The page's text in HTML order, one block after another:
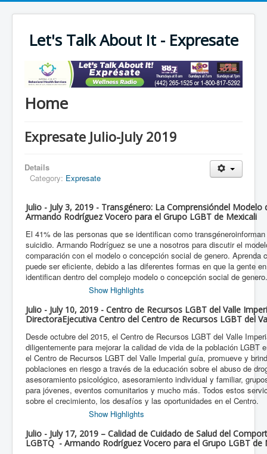
Let's Talk About It - Expresate
Home
Expresate Julio-July 2019
Details
Category: Expresate
Julio - July 3, 2019 - Transgénero: La Comprensióndel
Armando Rodríguez Vocero para el Grupo LGBT de Mexicali
El 41% de las personas que se identifican como
suicidio. Armando Rodríguez se une a nosotros para discutir el
comparación con el modelo o concepción social de genero. Aprenda
puede ser eficiente, debido a las diferentes formas en que la gente
identifican dentro del complejo modelo o concepción social de genero.
Show Highlights
Julio - July 10, 2019 - Centro de Recursos LGBT del Valle
DirectoraEjecutiva Centro del Centro de Recursos LGBT del
Desde octubre del 2015, el Centro de Recursos LGBT del Valle
diligentemente para mejorar la calidad de vida de la población LGBT
el Centro de Recursos LGBT del Valle Imperial guía, promueve y
poblaciones en riesgo a través de la educación sobre el abuso de
asesoramiento psicológico, asesoramiento individual y familiar,
para jóvenes, eventos comunitarios y mucho más. Todos estos
sobre el crecimiento, los desafíos y las oportunidades en el Centro.
Show Highlights
Julio - July 17, 2019 – Calidad de Cuidado de Salud del
LGBTQ - Armando Rodríguez Vocero para el Grupo LGBT de